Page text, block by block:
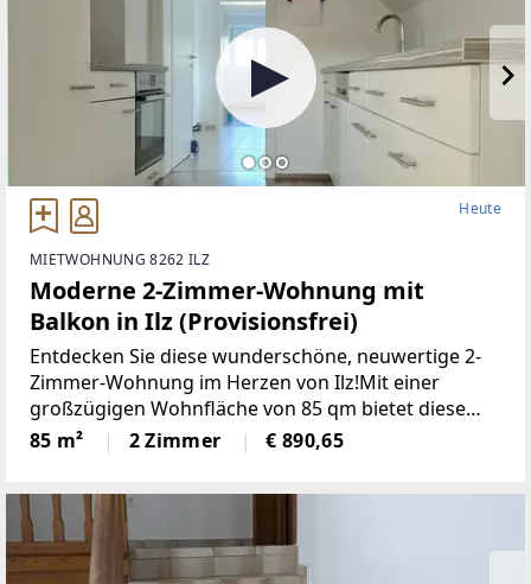
Heute
MIETWOHNUNG 8262 ILZ
Moderne 2-Zimmer-Wohnung mit
Balkon in Ilz (Provisionsfrei)
Entdecken Sie diese wunderschöne, neuwertige 2-
Zimmer-Wohnung im Herzen von Ilz!Mit einer
großzügigen Wohnfläche von 85 qm bietet diese
Wohnung den idealen Raumfür Singles oder Paare.
Die lichtdurchfluteten Räume überzeugen durch
85 m² 2 Zimmer € 890,65